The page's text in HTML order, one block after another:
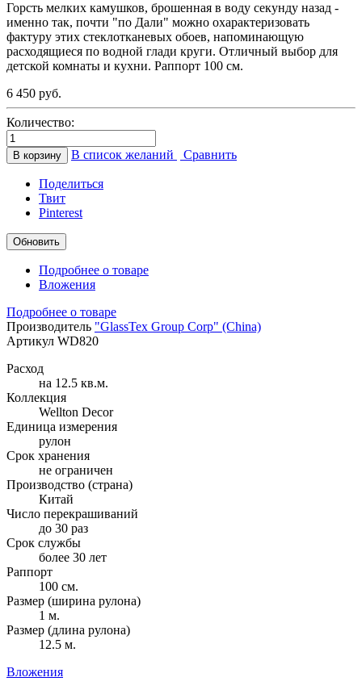
Горсть мелких камушков, брошенная в воду секунду назад -
именно так, почти "по Дали" можно охарактеризовать
фактуру этих стеклотканевых обоев, напоминающую
расходящиеся по водной глади круги. Отличный выбор для
детской комнаты и кухни. Раппорт 100 см.
6 450 руб.
Количество:
В корзину В список желаний Сравнить
Поделиться
Твит
Pinterest
Подробнее о товаре
Вложения
Подробнее о товаре
Производитель "GlassTex Group Corp" (China)
Артикул WD820
Расход
на 12.5 кв.м.
Коллекция
Wellton Decor
Единица измерения
рулон
Срок хранения
не ограничен
Производство (страна)
Китай
Число перекрашиваний
до 30 раз
Срок службы
более 30 лет
Раппорт
100 см.
Размер (ширина рулона)
1 м.
Размер (длина рулона)
12.5 м.
Вложения